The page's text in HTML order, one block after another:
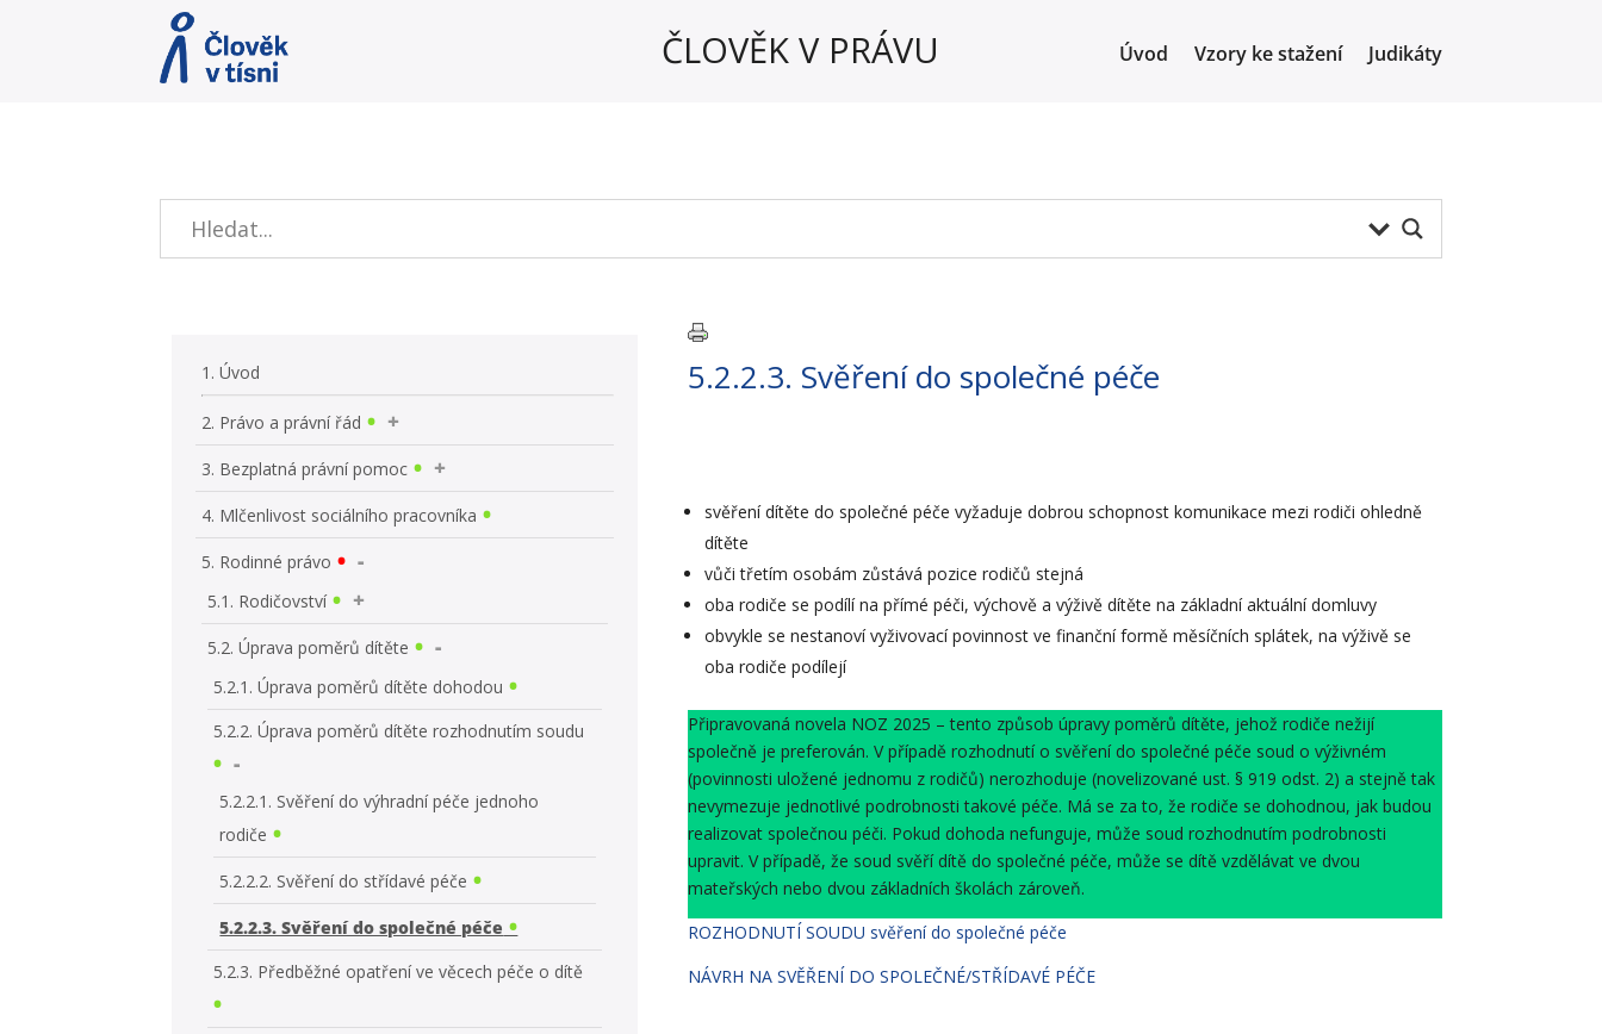
ČLOVĚK V PRÁVU Úvod Vzory ke stažení Judikáty
1. Úvod
2. Právo a právní řád
3. Bezplatná právní pomoc
4. Mlčenlivost sociálního pracovníka
5. Rodinné právo
5.1. Rodičovství
5.2. Úprava poměrů dítěte
5.2.1. Úprava poměrů dítěte dohodou
5.2.2. Úprava poměrů dítěte rozhodnutím soudu
5.2.2.1. Svěření do výhradní péče jednoho
rodiče
5.2.2.2. Svěření do střídavé péče
5.2.2.3. Svěření do společné péče
5.2.3. Předběžné opatření ve věcech péče o dítě
5.2.2.3. Svěření do společné péče
svěření dítěte do společné péče vyžaduje dobrou schopnost komunikace mezi rodiči ohledně
dítěte
vůči třetím osobám zůstává pozice rodičů stejná
oba rodiče se podílí na přímé péči, výchově a výživě dítěte na základní aktuální domluvy
obvykle se nestanoví vyživovací povinnost ve finanční formě měsíčních splátek, na výživě se
oba rodiče podílejí
Připravovaná novela NOZ 2025 – tento způsob úpravy poměrů dítěte, jehož rodiče nežijí
společně je preferován. V případě rozhodnutí o svěření do společné péče soud o výživném
(povinnosti uložené jednomu z rodičů) nerozhoduje (novelizované ust. § 919 odst. 2) a stejně tak
nevymezuje jednotlivé podrobnosti takové péče. Má se za to, že rodiče se dohodnou, jak budou
realizovat společnou péči. Pokud dohoda nefunguje, může soud rozhodnutím podrobnosti
upravit. V případě, že soud svěří dítě do společné péče, může se dítě vzdělávat ve dvou
mateřských nebo dvou základních školách zároveň.
ROZHODNUTÍ SOUDU svěření do společné péče
NÁVRH NA SVĚŘENÍ DO SPOLEČNÉ/STŘÍDAVÉ PÉČE